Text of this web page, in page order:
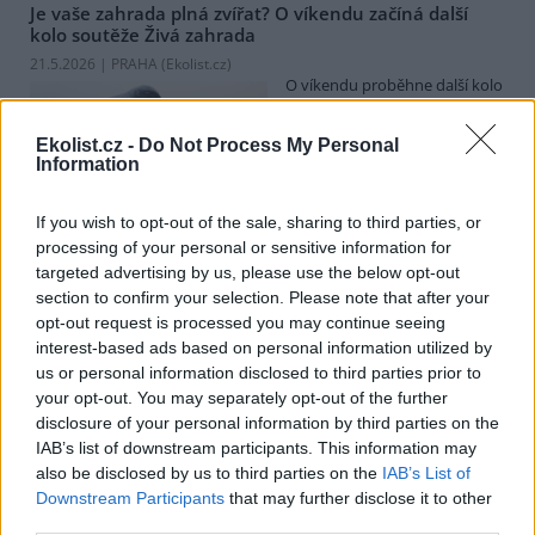
Ekolist.cz - Do Not Process My Personal
Information
If you wish to opt-out of the sale, sharing to third parties, or
processing of your personal or sensitive information for
targeted advertising by us, please use the below opt-out
section to confirm your selection. Please note that after your
opt-out request is processed you may continue seeing
interest-based ads based on personal information utilized by
us or personal information disclosed to third parties prior to
your opt-out. You may separately opt-out of the further
disclosure of your personal information by third parties on the
IAB’s list of downstream participants. This information may
also be disclosed by us to third parties on the IAB’s List of
Downstream Participants that may further disclose it to other
Je vaše zahrada plná zvířat? O víkendu začíná další
kolo soutěže Živá zahrada
21.5.2026 | PRAHA (Ekolist.cz)
O víkendu proběhne další kolo
celonárodní soutěže Živá
zahrada. Jejím cílem je zapojit
majitele zahrad do praktické
na ně přilákat motýly, čmeláky, ještěrky, žáby, ptáky, ježky a další.
Jarní kolo pozorování zvířat na zahradách začíná v pátek 22. května
2026, školní pozorování už probíhají.
Českobudějovické re-use centrum nabízí kromě
opravárny věcí i půjčovnu nádobí. Třeba na svatby
nebo zahradní párty
19.5.2026 | PRAHA ( Ekolist.cz)
Českobudějovické re-use
centrum Kabinet CB funguje
jako místo, kde dostávají věci
nový život. Sbírá vyřazený
nábytek, vybavení